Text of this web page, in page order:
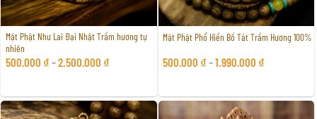
Mặt Phật Như Lai Đại Nhật Trầm hương tự
nhiên
500.000 ₫ –2.500.000 ₫
Mặt Phật Phổ Hiền Bồ Tát Trầm Hương 100%
500.000 ₫ –1.990.000 ₫